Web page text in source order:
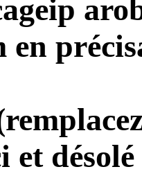
en
et